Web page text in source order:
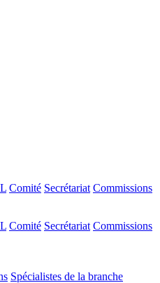
Comité Secrétariat Commissions
Comité Secrétariat Commissions
Spécialistes de la branche